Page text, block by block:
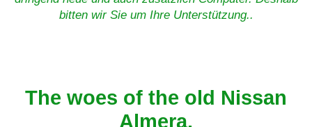
bitten wir Sie um Ihre Unterstützung..
The woes of the old Nissan
Almera.